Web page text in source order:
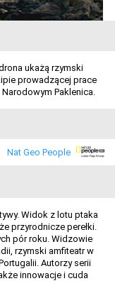
ukażą rzymski
prowadzącej prace
Paklenica.
Nat Geo People
Widok z lotu ptaka
przyrodnicze perełki.
pór roku. Widzowie
rzymski amfiteatr w
Autorzy serii
innowacje i cuda